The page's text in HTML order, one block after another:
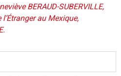
BERAUD-SUBERVILLE,
au Mexique,